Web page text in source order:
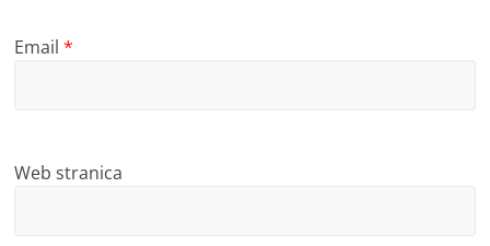
Email*
Web stranica